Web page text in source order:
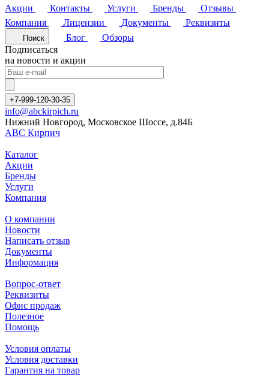
Акции
Контакты Услуги Бренды
Отзывы
Компания
Лицензии Документы Реквизиты
Поиск Блог
Обзоры
Подписаться
на новости и акции
+7-999-120-30-35
info@abckirpich.ru
Нижний Новгород, Московское Шоссе, д.84Б
АВС Кирпич
Каталог
Акции
Бренды
Услуги
Компания
О компании
Новости
Написать отзыв
Документы
Информация
Вопрос-ответ
Реквизиты
Офис продаж
Полезное
Помощь
Условия оплаты
Условия доставки
Гарантия на товар